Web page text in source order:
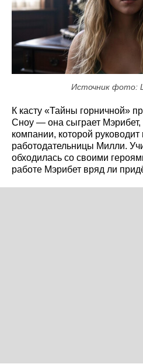
Источник фото:
К касту «Тайны горничной»
Сноу — она сыграет
компании, которой
работодательницы Милли.
обходилась со своими
работе Мэрибет вряд ли